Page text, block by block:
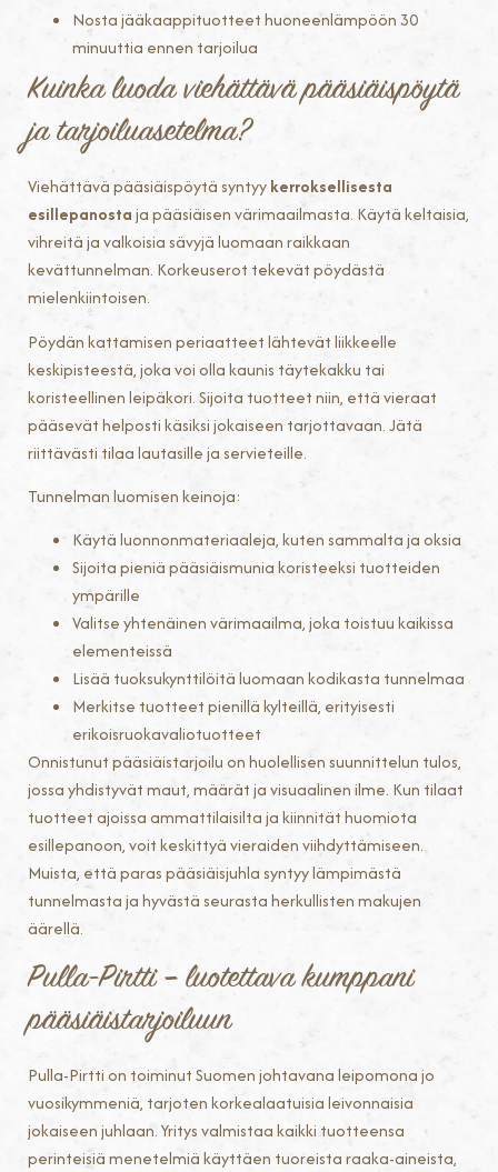
Nosta jääkaappituotteet huoneenlämpöön 30
minuuttia ennen tarjoilua
Kuinka luoda viehättävä pääsiäispöytä
ja tarjoiluasetelma?
Viehättävä pääsiäispöytä syntyykerroksellisesta
esillepanostaja pääsiäisen värimaailmasta. Käytä keltaisia,
vihreitä ja valkoisia sävyjä luomaan raikkaan
kevättunnelman. Korkeuserot tekevät pöydästä
mielenkiintoisen.
Pöydän kattamisen periaatteet lähtevät liikkeelle
keskipisteestä, joka voi olla kaunis täytekakku tai
koristeellinen leipäkori. Sijoita tuotteet niin, että vieraat
pääsevät helposti käsiksi jokaiseen tarjottavaan. Jätä
riittävästi tilaa lautasille ja servieteille.
Tunnelman luomisen keinoja:
Käytä luonnonmateriaaleja, kuten sammalta ja oksia
Sijoita pieniä pääsiäismunia koristeeksi tuotteiden
ympärille
Valitse yhtenäinen värimaailma, joka toistuu kaikissa
elementeissä
Lisää tuoksukynttilöitä luomaan kodikasta tunnelmaa
Merkitse tuotteet pienillä kylteillä, erityisesti
erikoisruokavaliotuotteet
Onnistunut pääsiäistarjoilu on huolellisen suunnittelun tulos,
jossa yhdistyvät maut, määrät ja visuaalinen ilme. Kun tilaat
tuotteet ajoissa ammattilaisilta ja kiinnität huomiota
esillepanoon, voit keskittyä vieraiden viihdyttämiseen.
Muista, että paras pääsiäisjuhla syntyy lämpimästä
tunnelmasta ja hyvästä seurasta herkullisten makujen
äärellä.
Pulla-Pirtti – luotettava kumppani
pääsiäistarjoiluun
Pulla-Pirtti on toiminut Suomen johtavana leipomona jo
vuosikymmeniä, tarjoten korkealaatuisia leivonnaisia
jokaiseen juhlaan. Yritys valmistaa kaikki tuotteensa
perinteisiä menetelmiä käyttäen tuoreista raaka-aineista,